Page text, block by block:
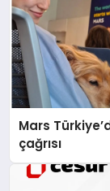
Mars
çağrısı